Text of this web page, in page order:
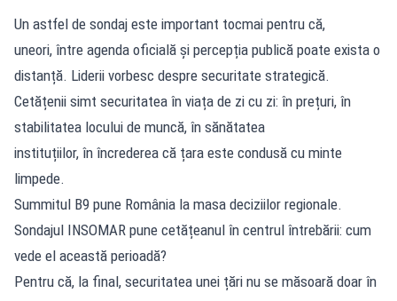
Un astfel de sondaj este important tocmai pentru că,
uneori, între agenda oficială și percepția publică poate exista o
distanță. Liderii vorbesc despre securitate strategică.
Cetățenii simt securitatea în viața de zi cu zi: în prețuri, în
stabilitatea locului de muncă, în sănătatea
instituțiilor, în încrederea că țara este condusă cu minte
limpede.
Summitul B9 pune România la masa deciziilor regionale.
Sondajul INSOMAR pune cetățeanul în centrul întrebării: cum
vede el această perioadă?
Pentru că, la final, securitatea unei țări nu se măsoară doar în